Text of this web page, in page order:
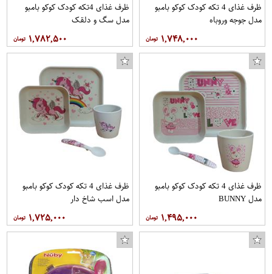
ظرف غذای 4 تکه کودک کوکو بامبو
مدل جوجه وروباه
۱,۷۴۸,۰۰۰
ظرف غذای 4تکه کودک کوکو بامبو
مدل سگ و دلقک
۱,۷۸۲,۵۰۰
ظرف غذای 4 تکه کودک کوکو بامبو
مدل BUNNY
۱,۴۹۵,۰۰۰
ظرف غذای 4 تکه کودک کوکو بامبو
مدل اسب شاخ دار
۱,۷۲۵,۰۰۰